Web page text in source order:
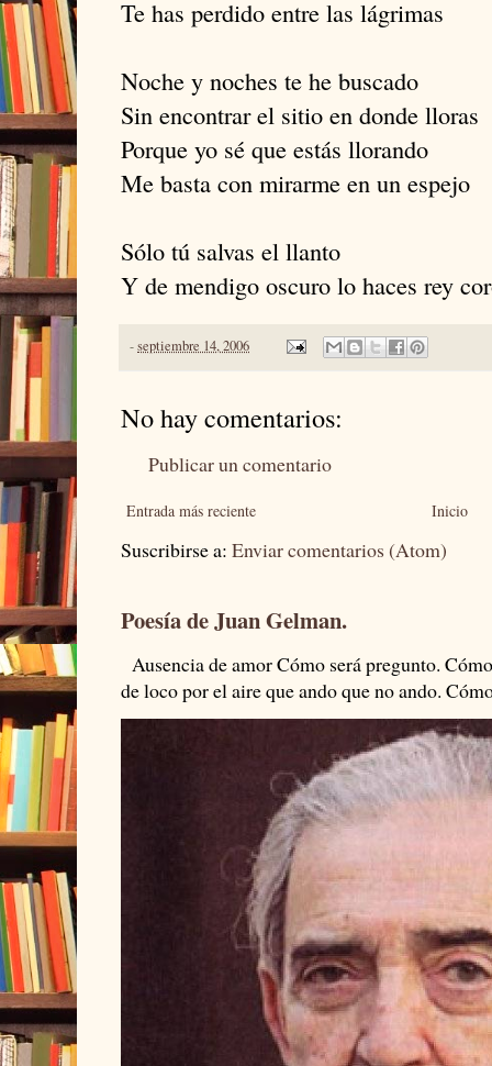
Te has perdido entre las lágrimas
Noche y noches te he buscado
Sin encontrar el sitio en donde lloras
Porque yo sé que estás llorando
Me basta con mirarme en un espejo
Sólo tú salvas el llanto
Y de mendigo oscuro lo haces rey
-septiembre 14, 2006
No hay comentarios:
Publicar un comentario
Entrada más reciente Inicio
Suscribirse a: Enviar comentarios (Atom)
Poesía de Juan Gelman.
Ausencia de amor Cómo será pregunto.
de loco por el aire que ando que no ando.